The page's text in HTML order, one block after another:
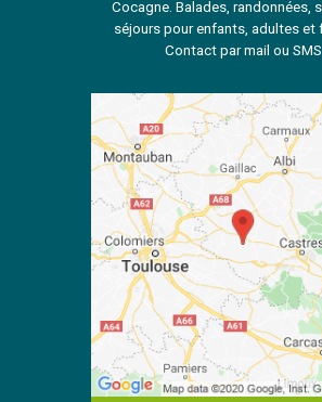
Cocagne. Balades, randonnées,
séjours pour enfants, adultes et
Contact par mail ou SMS